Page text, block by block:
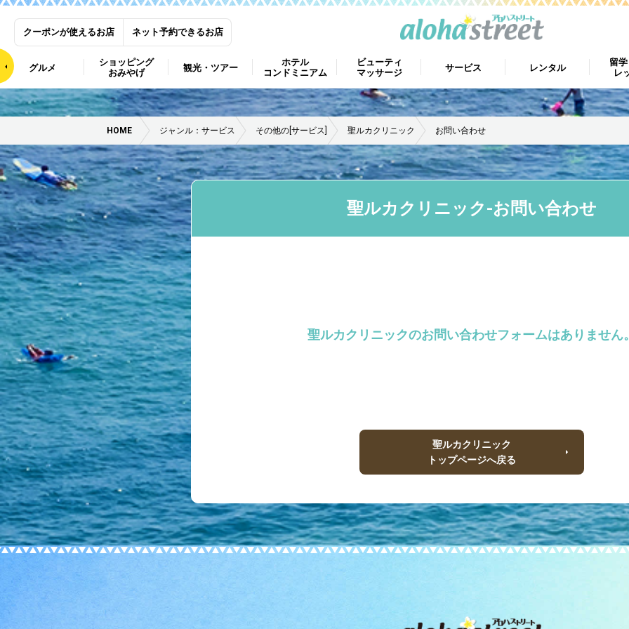
クーポンが使えるお店 ネット予約できるお店
グルメ
ショッピング
おみやげ
観光・ツアー
ホテル
コンドミニアム
ビューティ
マッサージ
サービス レンタル
留
レ
HOME ジャンル：サービス その他の[サービス] 聖ルカクリニック お問い合わせ
聖ルカクリニック-お問い合わせ
聖ルカクリニックのお問い合わせフォームはありません
聖ルカクリニック
トップページへ戻る